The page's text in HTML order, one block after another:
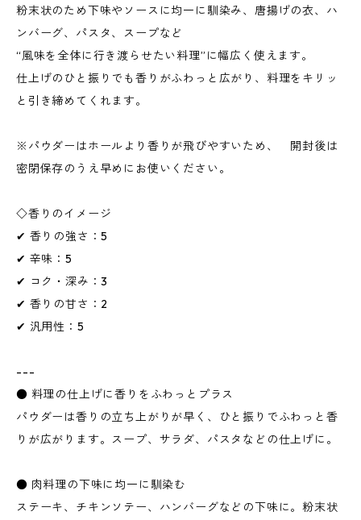
粉末状のため下味やソースに均一に馴染み、唐揚げの衣、ハ
ンバーグ、パスタ、スープなど
“風味を全体に行き渡らせたい料理”に幅広く使えます。
仕上げのひと振りでも香りがふわっと広がり、料理をキリッ
と引き締めてくれます。
※パウダーはホールより香りが飛びやすいため、 開封後は
密閉保存のうえ早めにお使いください。
◇香りのイメージ
✔ 香りの強さ：5
✔ 辛味：5
✔ コク・深み：3
✔ 香りの甘さ：2
✔ 汎用性：5
---
● 料理の仕上げに香りをふわっとプラス
パウダーは香りの立ち上がりが早く、ひと振りでふわっと香
りが広がります。スープ、サラダ、パスタなどの仕上げに。
● 肉料理の下味に均一に馴染む
ステーキ、チキンソテー、ハンバーグなどの下味に。粉末状